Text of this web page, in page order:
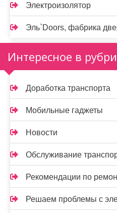
Электроизолятор
Эль`Doors, фабрика
Интересное в
Доработка транспорта
Мобильные гаджеты
Новости
Обслуживание
Рекомендации по
Решаем проблемы с